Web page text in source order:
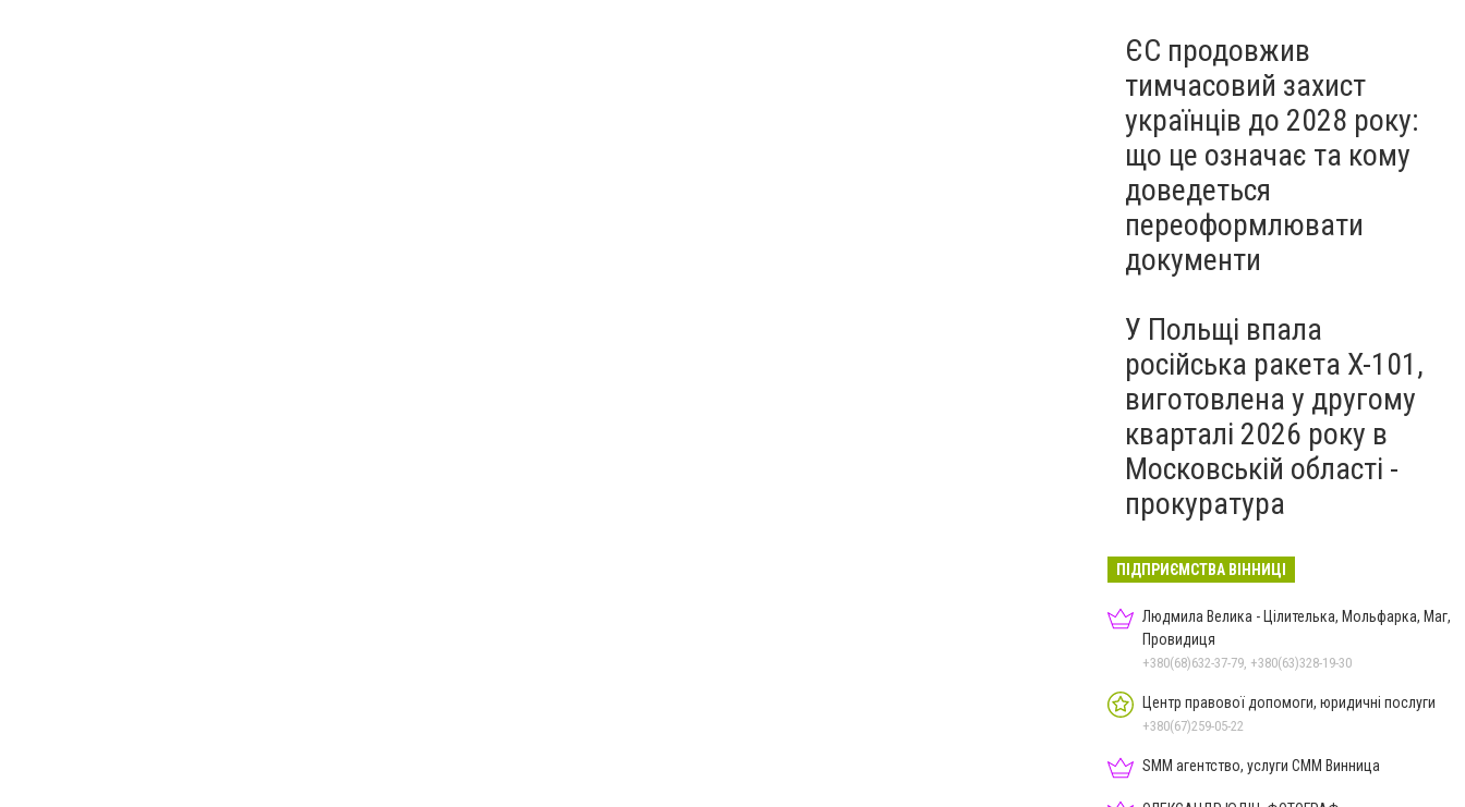
ЄС продовжив
тимчасовий захист
українців до 2028 року:
що це означає та кому
доведеться
переоформлювати
документи
У Польщі впала
російська ракета X-101,
виготовлена у другому
кварталі 2026 року в
Московській області -
прокуратура
ПІДПРИЄМСТВА ВІННИЦІ
Людмила Велика - Цілителька, Мольфарка, Маг,
Провидиця
+380(68)632-37-79, +380(63)328-19-30
Центр правової допомоги, юридичні послуги
+380(67)259-05-22
SMM агентство, услуги СММ Винница